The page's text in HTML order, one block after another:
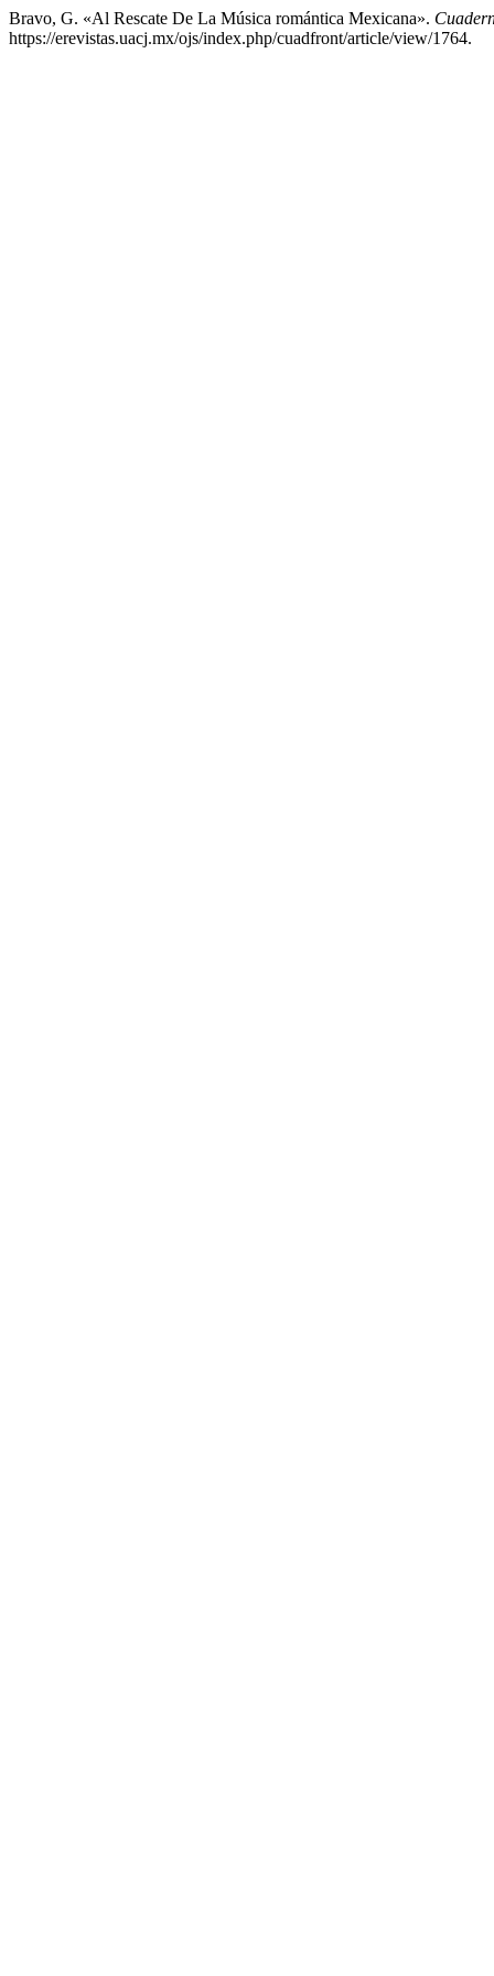
Bravo, G. «Al Rescate De La Música romántica Mexicana».
https://erevistas.uacj.mx/ojs/index.php/cuadfront/article/view/1764.